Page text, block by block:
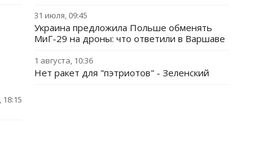
18:15
31 июля, 09:45
Украина предложила Польше обменять
МиГ-29 на дроны: что ответили в Варшаве
1 августа, 10:36
Нет ракет для "пэтриотов" - Зеленский